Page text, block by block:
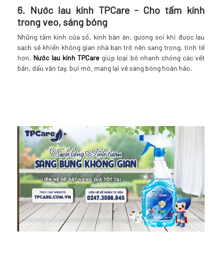
6. Nước lau kính TPCare - Cho tấm kính
trong veo, sáng bóng
Những tấm kính cửa sổ, kính bàn ăn, gương soi khi được lau
sạch sẽ khiến không gian nhà bạn trở nên sang trọng, tinh tế
hơn. Nước lau kính TPCaregiúp loại bỏ nhanh chóng các vết
bẩn, dấu vân tay, bụi mờ, mang lại vẻ sáng bóng hoàn hảo.